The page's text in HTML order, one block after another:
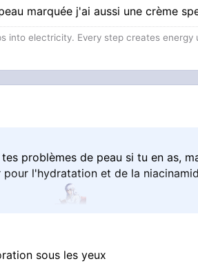
marquée j'ai aussi une crème
into electricity. Every step creates
problèmes de peau si tu en as,
pour l'hydratation et de la
sous les yeux